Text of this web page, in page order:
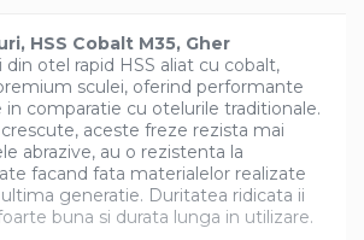
HSS Cobalt M35, Gher
din otel rapid HSS aliat cu cobalt,
sculei, oferind performante
comparatie cu otelurile traditionale.
aceste freze rezista mai
abrazive, au o rezistenta la
facand fata materialelor realizate
generatie. Duritatea ridicata ii
buna si durata lunga in utilizare.